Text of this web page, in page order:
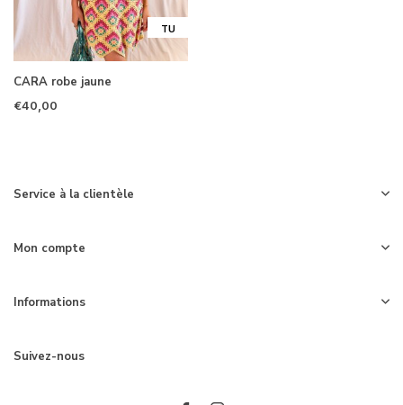
TU
CARA robe jaune
€40,00
Service à la clientèle
Mon compte
Informations
Suivez-nous